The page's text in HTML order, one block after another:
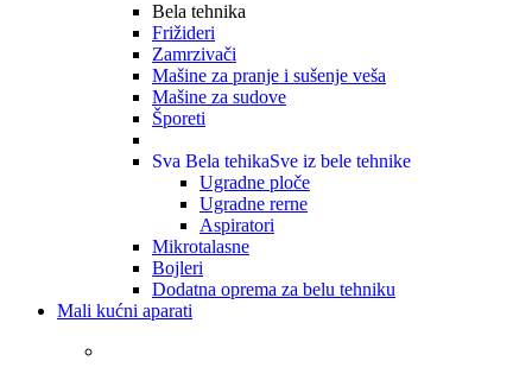
Bela tehnika
Frižideri
Zamrzivači
Mašine za pranje i sušenje veša
Mašine za sudove
Šporeti
Sva Bela tehikaSve iz bele tehnike
Ugradne ploče
Ugradne rerne
Aspiratori
Mikrotalasne
Bojleri
Dodatna oprema za belu tehniku
Mali kućni aparati